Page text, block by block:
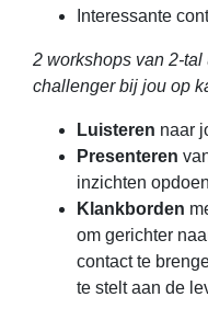
Interessante
2 workshops van 2-
challenger bij jou op
Luisteren naar
Presenteren
inzichten opdoen
Klankborden
om gerichter
contact te
te stelt aan de